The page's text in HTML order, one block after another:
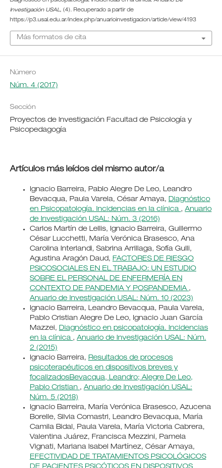
Investigación USAL, (4). Recuperado a partir de
https://p3.usal.edu.ar/index.php/anuarioinvestigacion/article/view/4193
Más formatos de cita
Número
Núm. 4 (2017)
Sección
Proyectos de Investigación Facultad de Psicología y
Psicopedagogía
Artículos más leídos del mismo autor/a
Ignacio Barreira, Pablo Alegre De Leo, Leandro
Bevacqua, Paula Varela, César Amaya, Diagnóstico
en Psicopatología. Incidencias en la clínica , Anuario
de Investigación USAL: Núm. 3 (2016)
Carlos Martín de Lellis, Ignacio Barreira, Guillermo
César Lucchetti, María Verónica Brasesco, Ana
Carolina Interlandi, Sabrina Arrillaga, Sofía Gulli,
Agustina Aragón Daud, FACTORES DE RIESGO
PSICOSOCIALES EN EL TRABAJO: UN ESTUDIO
SOBRE EL PERSONAL DE ENFERMERÍA EN
CONTEXTO DE PANDEMIA Y POSPANDEMIA ,
Anuario de Investigación USAL: Núm. 10 (2023)
Ignacio Barreira, Leandro Bevacqua, Paula Varela,
Pablo Cristian Alegre De Leo, Ignacio Juan García
Mazzei, Diagnóstico en psicopatología. Incidencias
en la clínica , Anuario de Investigación USAL: Núm.
2 (2015)
Ignacio Barreira, Resultados de procesos
psicoterapéuticos en dispositivos breves y
focalizadosBevacqua, Leandro; Alegre De Leo,
Pablo Cristian , Anuario de Investigación USAL:
Núm. 5 (2018)
Ignacio Barreira, María Verónica Brasesco, Azucena
Borelle, Silvia Comastri, Leandro Bevacqua, María
Camila Bidal, Paula Varela, María Victoria Cabrera,
Valentina Juárez, Francisca Mezzini, Pamela
Vignati, Mariana Isabel Martínez, César Amaya,
EFECTIVIDAD DE TRATAMIENTOS PSICOLÓGICOS